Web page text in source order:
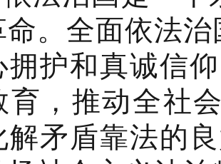
。全面依法
拥护和真诚信
育，推动全社
解矛盾靠法的